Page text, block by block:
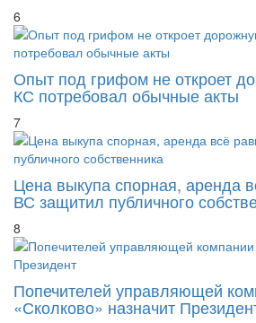
6
Опыт под грифом не откроет
КС потребовал обычные акты
7
Цена выкупа спорная, аренда
ВС защитил публичного
8
Попечителей управляющей
«Сколково» назначит